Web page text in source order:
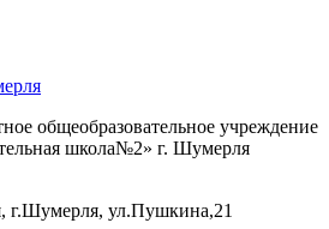
общеобразовательное учреждение
школа№2» г. Шумерля
г.Шумерля, ул.Пушкина,21